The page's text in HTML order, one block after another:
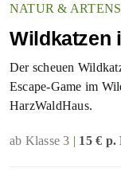
NATUR &
Wildkatzen
Der scheuen
Escape-Game im
HarzWaldHaus.
ab Klasse 3 | 15 € p.